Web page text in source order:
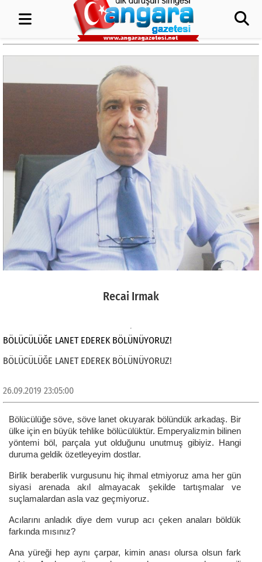
Recai Irmak
BÖLÜCÜLÜĞE LANET EDEREK BÖLÜNÜYORUZ!
BÖLÜCÜLÜĞE LANET EDEREK BÖLÜNÜYORUZ!
26.09.2019 23:05:00
Bölücülüğe söve, söve lanet okuyarak bölündük arkadaş. Bir
ülke için en büyük tehlike bölücülüktür. Emperyalizmin bilinen
yöntemi böl, parçala yut olduğunu unutmuş gibiyiz. Hangi
duruma geldik özetleyeyim dostlar.
Birlik beraberlik vurgusunu hiç ihmal etmiyoruz ama her gün
siyasi arenada akıl almayacak şekilde tartışmalar ve
suçlamalardan asla vaz geçmiyoruz.
Acılarını anladık diye dem vurup acı çeken anaları böldük
farkında mısınız?
Ana yüreği hep aynı çarpar, kimin anası olursa olsun fark